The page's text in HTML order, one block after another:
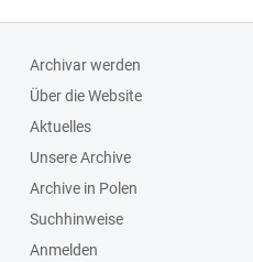
Archivar werden
Über die Website
Aktuelles
Unsere Archive
Archive in Polen
Suchhinweise
Anmelden